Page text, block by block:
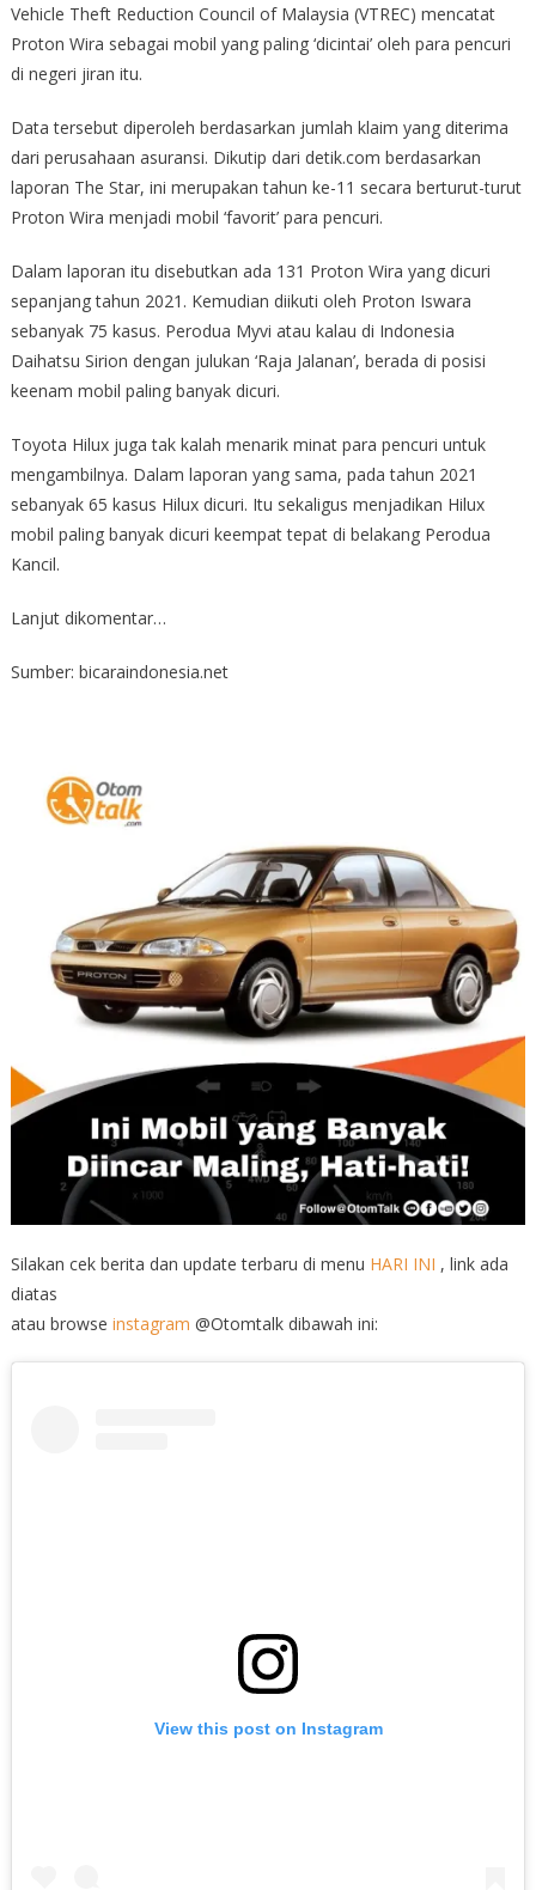
Vehicle Theft Reduction Council of Malaysia (VTREC) mencatat
Proton Wira sebagai mobil yang paling ‘dicintai’ oleh para pencuri
di negeri jiran itu.
Data tersebut diperoleh berdasarkan jumlah klaim yang diterima
dari perusahaan asuransi. Dikutip dari detik.com berdasarkan
laporan The Star, ini merupakan tahun ke-11 secara berturut-turut
Proton Wira menjadi mobil ‘favorit’ para pencuri.
Dalam laporan itu disebutkan ada 131 Proton Wira yang dicuri
sepanjang tahun 2021. Kemudian diikuti oleh Proton Iswara
sebanyak 75 kasus. Perodua Myvi atau kalau di Indonesia
Daihatsu Sirion dengan julukan ‘Raja Jalanan’, berada di posisi
keenam mobil paling banyak dicuri.
Toyota Hilux juga tak kalah menarik minat para pencuri untuk
mengambilnya. Dalam laporan yang sama, pada tahun 2021
sebanyak 65 kasus Hilux dicuri. Itu sekaligus menjadikan Hilux
mobil paling banyak dicuri keempat tepat di belakang Perodua
Kancil.
Lanjut dikomentar…
Sumber: bicaraindonesia.net
Silakan cek berita dan update terbaru di menu HARI INI , link ada
diatas
atau browse instagram @Otomtalk dibawah ini:
View this post on Instagram